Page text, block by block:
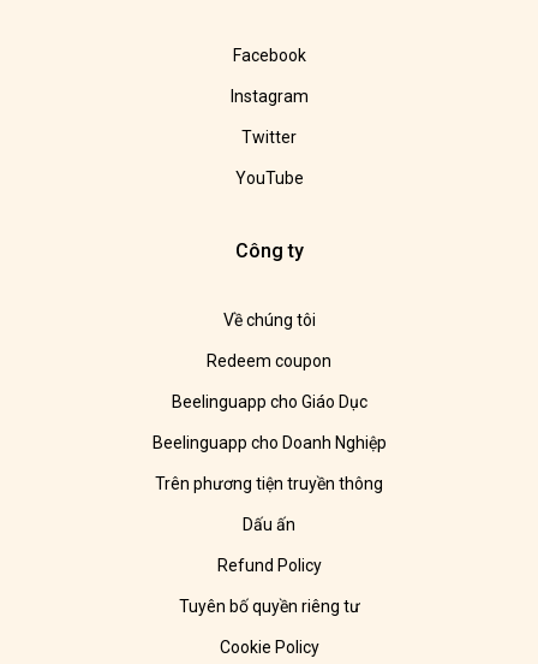
Facebook
Instagram
Twitter
YouTube
Công ty
Về chúng tôi
Redeem coupon
Beelinguapp cho Giáo Dục
Beelinguapp cho Doanh Nghiệp
Trên phương tiện truyền thông
Dấu ấn
Refund Policy
Tuyên bố quyền riêng tư
Cookie Policy